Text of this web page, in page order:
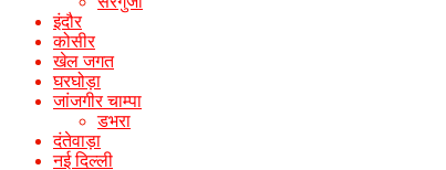
इंदौर
कोसीर
खेल जगत
घरघोड़ा
जांजगीर चाम्पा
डभरा
दंतेवाड़ा
नई दिल्ली